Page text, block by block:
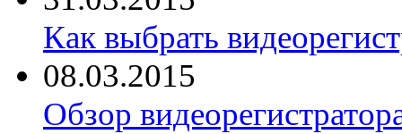
Как выбрать
08.03.2015
Обзор